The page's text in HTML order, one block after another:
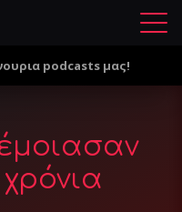
Μ
ο
podcasts μας!